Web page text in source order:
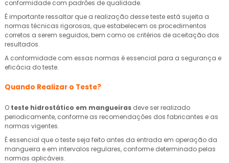
conformidade com padrões de qualidade.
É importante ressaltar que a realização desse teste está sujeita a
normas técnicas rigorosas, que estabelecem os procedimentos
corretos a serem seguidos, bem como os critérios de aceitação dos
resultados.
A conformidade com essas normas é essencial para a segurança e
eficácia do teste.
Quando Realizar o Teste?
O teste hidrostático em mangueiras deve ser realizado
periodicamente, conforme as recomendações dos fabricantes e as
normas vigentes.
É essencial que o teste seja feito antes da entrada em operação da
mangueira e em intervalos regulares, conforme determinado pelas
normas aplicáveis.